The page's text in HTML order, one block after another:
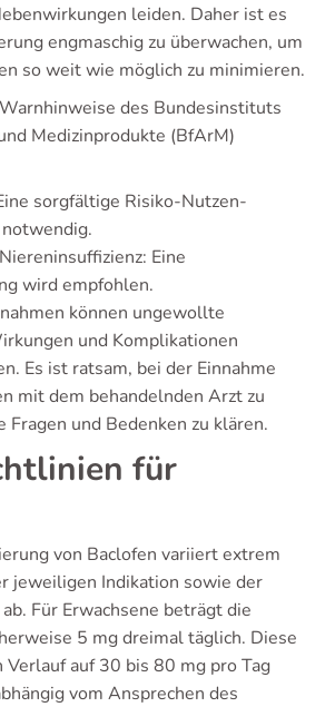
leiden. Daher ist es
engmaschig zu überwachen, um
so weit wie möglich zu minimieren.
des Bundesinstituts
Medizinprodukte (BfArM)
sorgfältige Risiko-Nutzen-
Eine
wird empfohlen.
können ungewollte
und Komplikationen
Es ist ratsam, bei der Einnahme
mit dem behandelnden Arzt zu
Fragen und Bedenken zu klären.
für
von Baclofen variiert extrem
jeweiligen Indikation sowie der
Für Erwachsene beträgt die
5 mg dreimal täglich. Diese
auf 30 bis 80 mg pro Tag
vom Ansprechen des